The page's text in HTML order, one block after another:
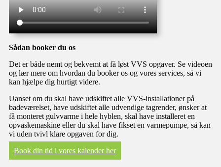
Sådan booker du os
Det er både nemt og bekvemt at få løst VVS opgaver. Se videoen
og lær mere om hvordan du booker os og vores services, så vi
kan hjælpe dig hurtigt videre.
Uanset om du skal have udskiftet alle VVS-installationer på
badeværelset, have udskiftet alle udvendige tagrender, ønsker at
få monteret gulvvarme i hele hyblen, skal have installeret en
opvaskemaskine eller du skal have fikset en varmepumpe, så kan
vi uden tvivl klare opgaven for dig.​​
Book din tid i vores kalender her